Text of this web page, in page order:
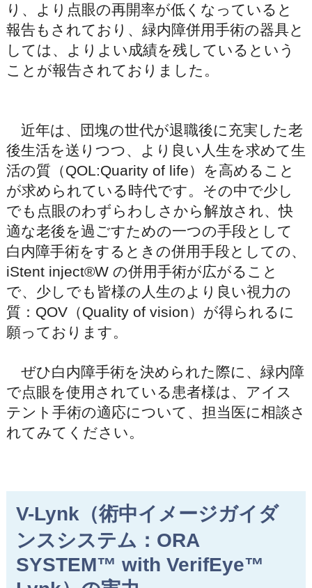
り、より点眼の再開率が低くなっていると
報告もされており、緑内障併用手術の器具と
しては、よりよい成績を残しているという
ことが報告されておりました。
近年は、団塊の世代が退職後に充実した老
後生活を送りつつ、より良い人生を求めて生
活の質（QOL:Quarity of life）を高めること
が求められている時代です。その中で少し
でも点眼のわずらわしさから解放され、快
適な老後を過ごすための一つの手段として
白内障手術をするときの併用手段としての、
iStent inject®W の併用手術が広がること
で、少しでも皆様の人生のより良い視力の
質：QOV（Quality of vision）が得られるに
願っております。
ぜひ白内障手術を決められた際に、緑内障
で点眼を使用されている患者様は、アイス
テント手術の適応について、担当医に相談さ
れてみてください。
V-Lynk（術中イメージガイダ
ンスシステム：ORA
SYSTEM™ with VerifEye™